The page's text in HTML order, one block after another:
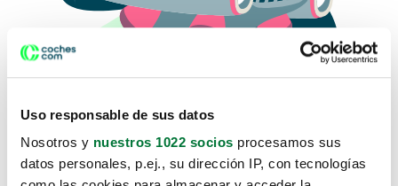
Uso responsable de sus datos
Nosotros y nuestros 1022 socios procesamos sus
datos personales, p.ej., su dirección IP, con tecnologías